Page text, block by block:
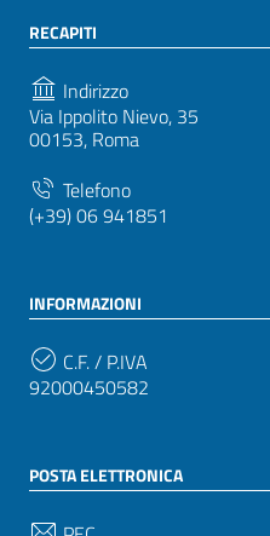
RECAPITI
Indirizzo
Via Ippolito Nievo, 35
00153, Roma
Telefono
(+39) 06 941851
INFORMAZIONI
C.F. / P.IVA
92000450582
POSTA ELETTRONICA